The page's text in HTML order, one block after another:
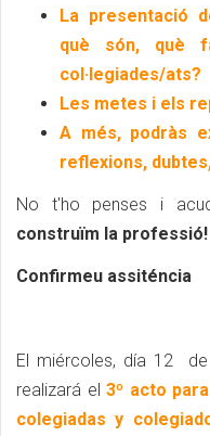
La presentació
què són, què
col·legiades/ats?
Les metes i els
A més, podràs
reflexions,
No t'ho penses i
construïm la professió!
Confirmeu assiténcia
El miércoles, día 12
realizará el 3º acto
colegiadas y